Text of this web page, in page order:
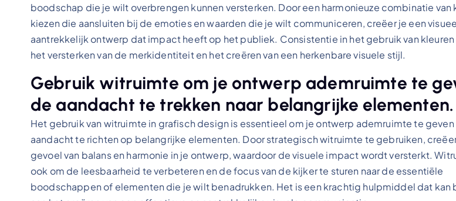
boodschap die je wilt overbrengen kunnen versterken. Door een harmonieuze combinatie van
kiezen die aansluiten bij de emoties en waarden die je wilt communiceren, creëer je een
aantrekkelijk ontwerp dat impact heeft op het publiek. Consistentie in het gebruik van
het versterken van de merkidentiteit en het creëren van een herkenbare visuele stijl.
Gebruik witruimte om je ontwerp ademruimte te
de aandacht te trekken naar belangrijke elementen.
Het gebruik van witruimte in grafisch design is essentieel om je ontwerp ademruimte te geven
aandacht te richten op belangrijke elementen. Door strategisch witruimte te gebruiken,
gevoel van balans en harmonie in je ontwerp, waardoor de visuele impact wordt versterkt.
ook om de leesbaarheid te verbeteren en de focus van de kijker te sturen naar de essentiële
boodschappen of elementen die je wilt benadrukken. Het is een krachtig hulpmiddel dat kan